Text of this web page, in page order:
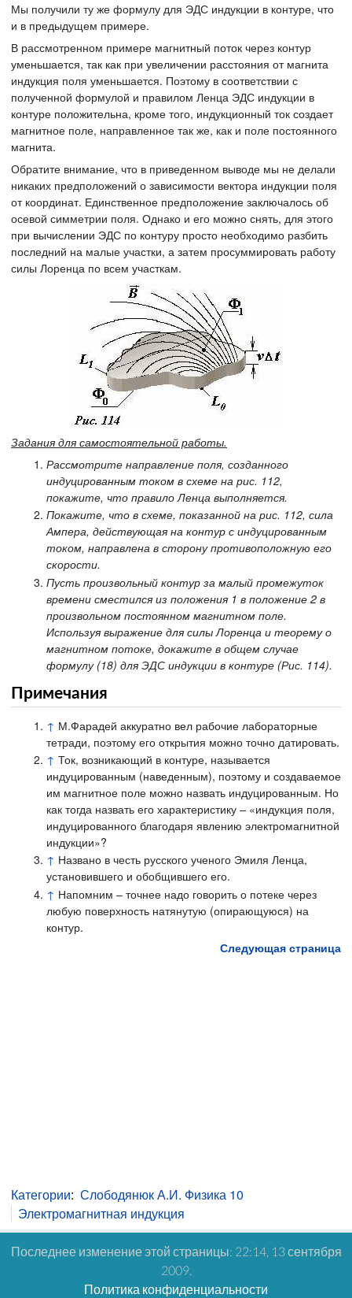
Мы получили ту же формулу для ЭДС индукции в контуре, что
и в предыдущем примере.
В рассмотренном примере магнитный поток через контур
уменьшается, так как при увеличении расстояния от магнита
индукция поля уменьшается. Поэтому в соответствии с
полученной формулой и правилом Ленца ЭДС индукции в
контуре положительна, кроме того, индукционный ток создает
магнитное поле, направленное так же, как и поле постоянного
магнита.
Обратите внимание, что в приведенном выводе мы не делали
никаких предположений о зависимости вектора индукции поля
от координат. Единственное предположение заключалось об
осевой симметрии поля. Однако и его можно снять, для этого
при вычислении ЭДС по контуру просто необходимо разбить
последний на малые участки, а затем просуммировать работу
силы Лоренца по всем участкам.
Задания для самостоятельной работы.
Рассмотрите направление поля, созданного
индуцированным током в схеме на рис. 112,
покажите, что правило Ленца выполняется.
Покажите, что в схеме, показанной на рис. 112, сила
Ампера, действующая на контур с индуцированным
током, направлена в сторону противоположную его
скорости.
Пусть произвольный контур за малый промежуток
времени сместился из положения 1 в положение 2 в
произвольном постоянном магнитном поле.
Используя выражение для силы Лоренца и теорему о
магнитном потоке, докажите в общем случае
формулу (18) для ЭДС индукции в контуре (Рис. 114).
Примечания
↑ М.Фарадей аккуратно вел рабочие лабораторные
тетради, поэтому его открытия можно точно датировать.
↑ Ток, возникающий в контуре, называется
индуцированным (наведенным), поэтому и создаваемое
им магнитное поле можно назвать индуцированным. Но
как тогда назвать его характеристику – «индукция поля,
индуцированного благодаря явлению электромагнитной
индукции»?
↑ Названо в честь русского ученого Эмиля Ленца,
установившего и обобщившего его.
↑ Напомним – точнее надо говорить о потеке через
любую поверхность натянутую (опирающуюся) на
контур.
Следующая страница
Категории: Слободянюк А.И. Физика 10
Электромагнитная индукция
Последнее изменение этой страницы: 22:14, 13 сентября
2009.
Политика конфиденциальности